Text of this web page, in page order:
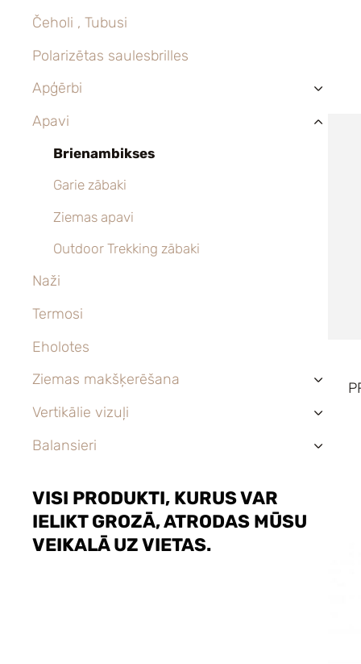
Čeholi , Tubusi
Polarizētas saulesbrilles
Apģērbi
›
Apavi
Brienambikses
Garie zābaki
Ziemas apavi
Outdoor Trekking zābaki
›
Naži
Termosi
Eholotes
Ziemas makšķerēšana
›
Vertikālie vizuļi ›
Balansieri ›
VISI PRODUKTI, KURUS VAR
IELIKT GROZĀ, ATRODAS MŪSU
VEIKALĀ UZ VIETAS.